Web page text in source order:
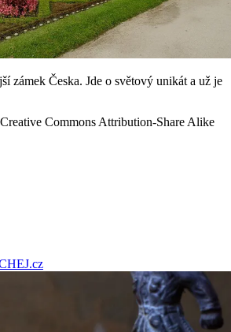
zámek Česka. Jde o světový unikát a už je
Commons Attribution-Share Alike